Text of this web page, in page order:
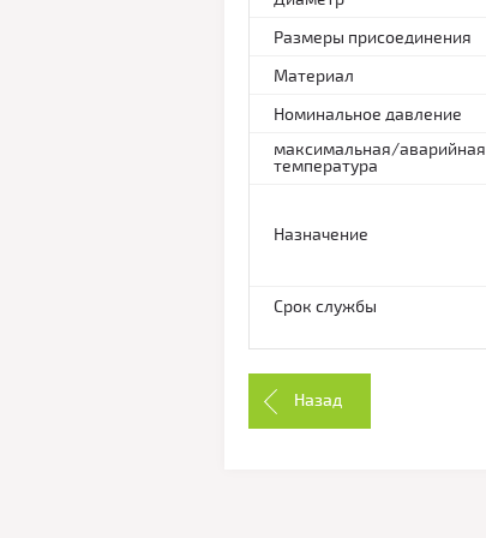
Размеры присоединения
Материал
Номинальное давление
максимальная/аварийная
температура
Назначение
Срок службы
Назад